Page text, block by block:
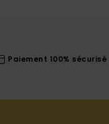
Paiement 100% sécurisé